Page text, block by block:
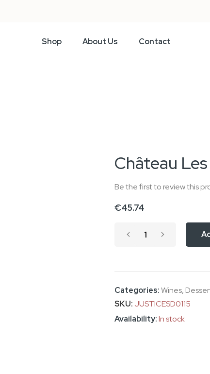
Shop About Us Contact
Château
Be the first to review this
€45.74
Categories:Wines,
SKU JUSTICESD0115
In stock